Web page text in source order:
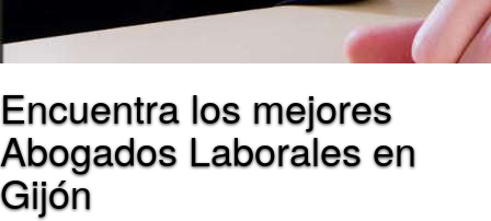
Encuentra los mejores
Abogados Laborales en
Gijón